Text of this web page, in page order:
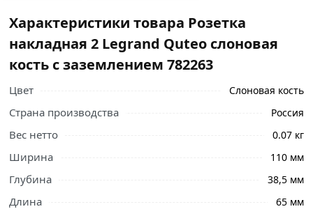
Характеристики товара Розетка
накладная 2 Legrand Quteo слоновая
кость с заземлением 782263
Цвет Слоновая кость
Страна производства Россия
Вес нетто 0.07 кг
Ширина 110 мм
Глубина 38,5 мм
Длина 65 мм